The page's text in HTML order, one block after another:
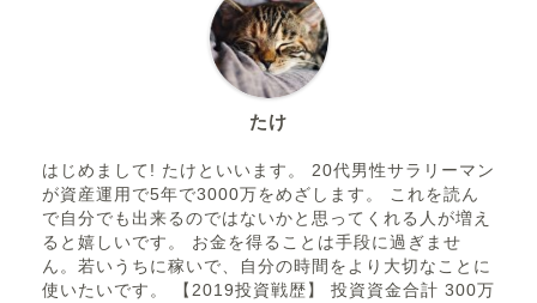
たけ
はじめまして! たけといいます。 20代男性サラリーマン
が資産運用で5年で3000万をめざします。 これを読ん
で自分でも出来るのではないかと思ってくれる人が増え
ると嬉しいです。 お金を得ることは手段に過ぎませ
ん。若いうちに稼いで、自分の時間をより大切なことに
使いたいです。 【2019投資戦歴】 投資資金合計 300万